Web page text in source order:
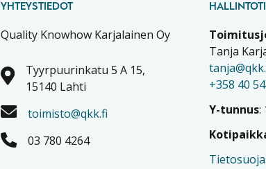
YHTEYSTIEDOT
Quality Knowhow Karjalainen Oy
Tyyrpuurinkatu 5 A 15,
15140 Lahti
toimisto@qkk.fi
03 780 4264
Tanja
+358 40
Y-tunnus: